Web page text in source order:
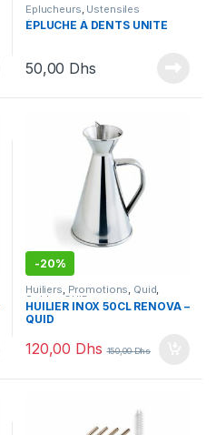
Eplucheurs Ustensiles
ÉPLUCHE À DENTS UNITE
50,00 Dhs
-20%
Huiliers, Promotions, Quid,
Soldes QUID
HUILIER INOX 50CL RENOVA –
QUID
120,00 Dhs 150,00Dhs